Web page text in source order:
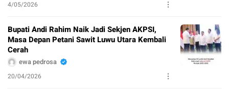
4/05/2026
Bupati Andi Rahim Naik Jadi Sekjen AKPSI,
Masa Depan Petani Sawit Luwu Utara Kembali
Cerah
ewa pedrosa
20/04/2026